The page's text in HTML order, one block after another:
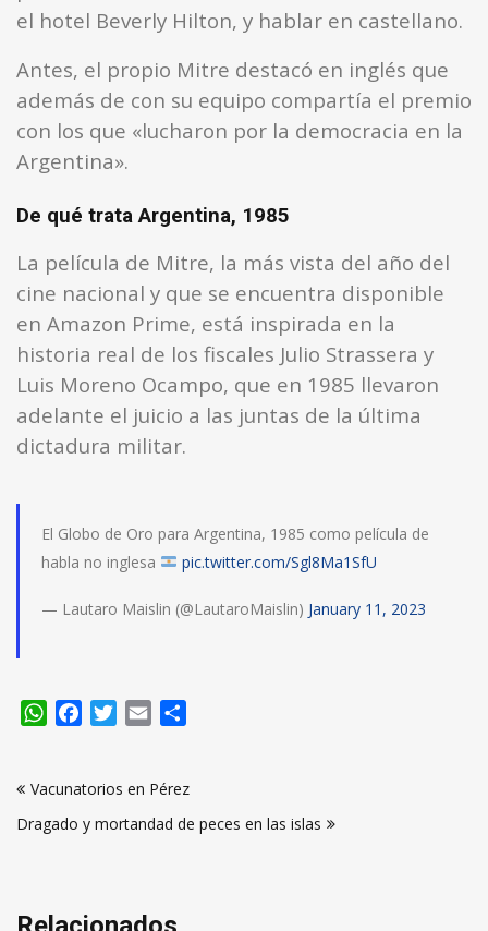
el hotel Beverly Hilton, y hablar en castellano.
Antes, el propio Mitre destacó en inglés que
además de con su equipo compartía el premio
con los que «lucharon por la democracia en la
Argentina».
De qué trata Argentina, 1985
La película de Mitre, la más vista del año del
cine nacional y que se encuentra disponible
en Amazon Prime, está inspirada en la
historia real de los fiscales Julio Strassera y
Luis Moreno Ocampo, que en 1985 llevaron
adelante el juicio a las juntas de la última
dictadura militar.
El Globo de Oro para Argentina, 1985 como película de
habla no inglesa
pic.twitter.com/Sgl8Ma1SfU
— Lautaro Maislin (@LautaroMaislin) January 11, 2023
WhatsApp
FacebookTwitter
Email
de
entradas
Vacunatorios en Pérez
Dragado y mortandad de peces en las islas